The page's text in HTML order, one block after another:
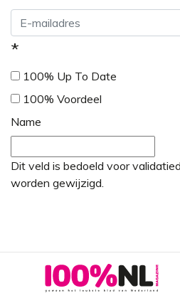
*
100% Up To Date
100% Voordeel
Name
Dit veld is bedoeld voor
worden gewijzigd.